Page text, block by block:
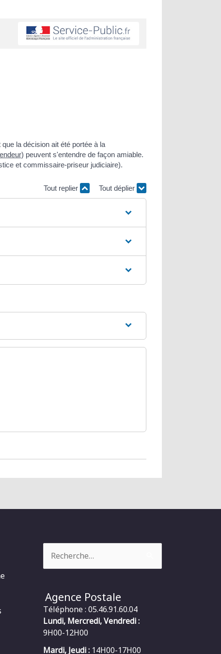
la décision ait été portée à la
) peuvent s'entendre de façon amiable.
et commissaire-priseur judiciaire).
Tout replier Tout déplier
Agence Postale
Téléphone : 05.46.91.60.04
Lundi, Mercredi, Vendredi :
9H00-12H00
Mardi, Jeudi : 14H00-17H00